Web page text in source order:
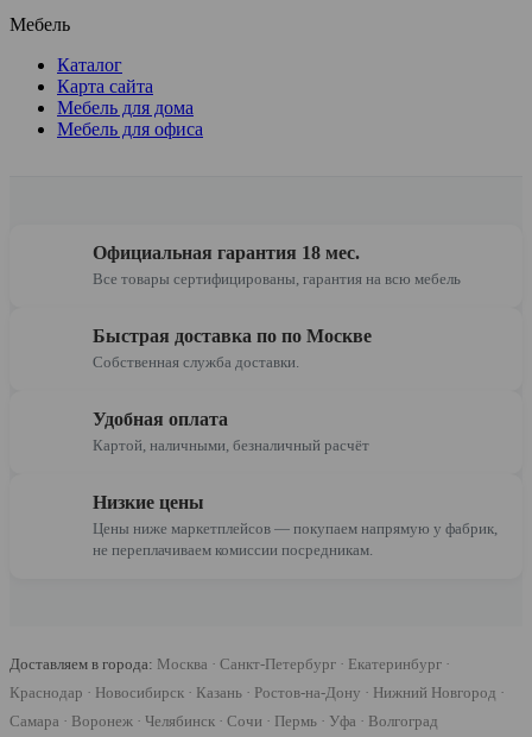
Мебель
Каталог
Карта сайта
Мебель для дома
Мебель для офиса
Официальная гарантия 18 мес.
Все товары сертифицированы, гарантия на всю мебель
Быстрая доставка по по Москве
Собственная служба доставки.
Удобная оплата
Картой, наличными, безналичный расчёт
Низкие цены
Цены ниже маркетплейсов — покупаем напрямую у фабрик,
не переплачиваем комиссии посредникам.
Доставляем в города: Москва · Санкт-Петербург · Екатеринбург ·
Краснодар · Новосибирск · Казань · Ростов-на-Дону · Нижний Новгород ·
Самара · Воронеж · Челябинск · Сочи · Пермь · Уфа · Волгоград